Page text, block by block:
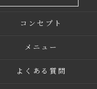
コンセプト
メニュー
よくある質問